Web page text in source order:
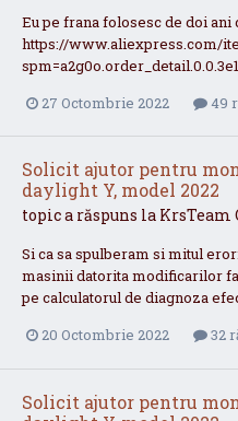
Eu pe frana folosesc de doi ani
https://www.aliexpress.com/
27 Octombrie 2022
49
Solicit ajutor pentru
daylight Y, model 2022
topic a răspuns la KrsTeam
Si ca sa spulberam si mitul
masinii datorita modificarilor
pe calculatorul de diagnoza
20 Octombrie 2022
32
Solicit ajutor pentru